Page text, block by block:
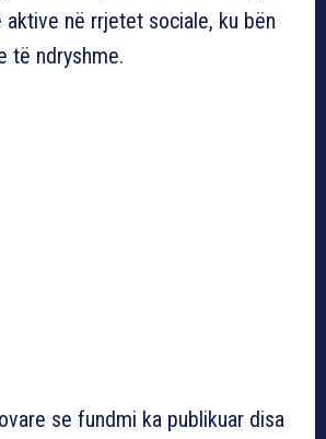
aktive në rrjetet sociale, ku bën
të ndryshme.
se fundmi ka publikuar disa